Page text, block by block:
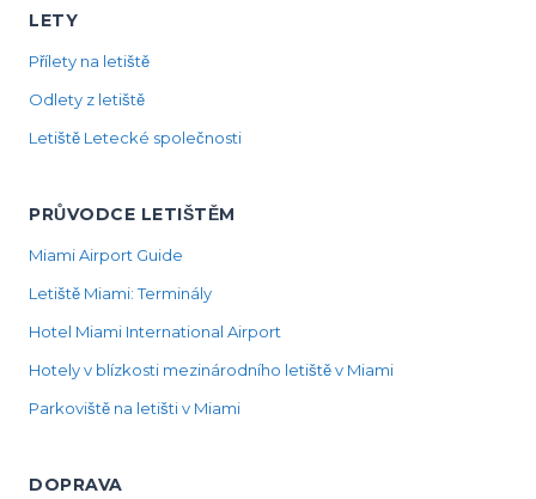
LETY
Přílety na letiště
Odlety z letiště
Letiště Letecké společnosti
PRŮVODCE LETIŠTĚM
Miami Airport Guide
Letiště Miami: Terminály
Hotel Miami International Airport
Hotely v blízkosti mezinárodního letiště v Miami
Parkoviště na letišti v Miami
DOPRAVA